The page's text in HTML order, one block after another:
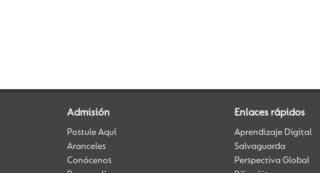
Admisión
Postule Aquí
Aranceles
Conócenos
Enlaces rápidos
Aprendizaje Digital
Salvaguarda
Perspectiva Global